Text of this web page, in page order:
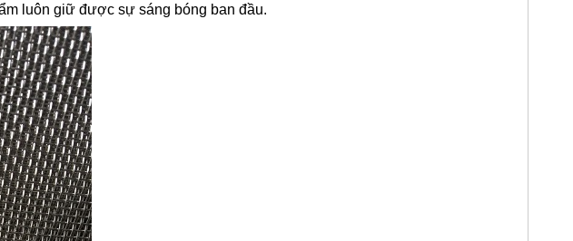
luôn giữ được sự sáng bóng ban đầu.